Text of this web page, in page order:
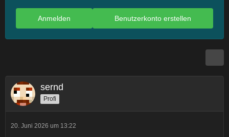
Benutzerkonto erstellen
Anmelden
sernd
Profi
20. Juni 2026 um 13:22